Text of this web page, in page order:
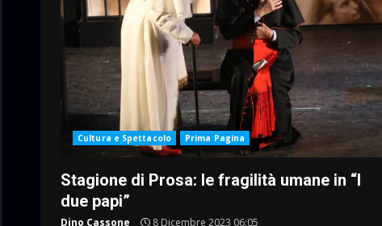
Cultura e Spettacolo Prima Pagina
Stagione di Prosa: le fragilità umane in “I
due papi”
Dino Cassone 8 Dicembre 2023 06:05